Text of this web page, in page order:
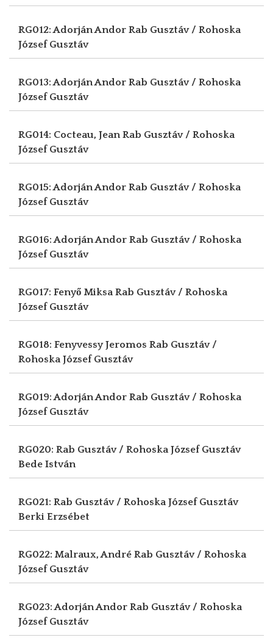
RG012: Adorján Andor Rab Gusztáv / Rohoska
József Gusztáv
RG013: Adorján Andor Rab Gusztáv / Rohoska
József Gusztáv
RG014: Cocteau, JeanRab Gusztáv / Rohoska
József Gusztáv
RG015: Adorján Andor Rab Gusztáv / Rohoska
József Gusztáv
RG016: Adorján Andor Rab Gusztáv / Rohoska
József Gusztáv
RG017: Fenyő MiksaRab Gusztáv / Rohoska
József Gusztáv
RG018: Fenyvessy Jeromos Rab Gusztáv /
Rohoska József Gusztáv
RG019: Adorján Andor Rab Gusztáv / Rohoska
József Gusztáv
RG020: Rab Gusztáv / Rohoska József Gusztáv
Bede István
RG021: Rab Gusztáv / Rohoska József Gusztáv
Berki Erzsébet
RG022: Malraux, André Rab Gusztáv / Rohoska
József Gusztáv
RG023: Adorján Andor Rab Gusztáv / Rohoska
József Gusztáv